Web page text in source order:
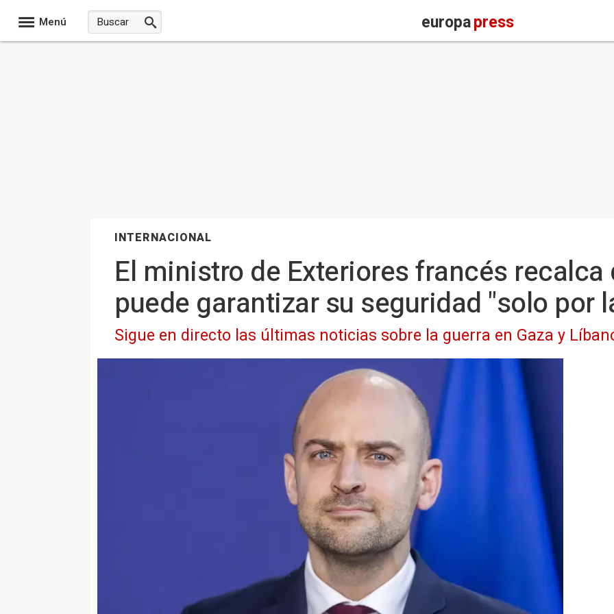
Menú europapress
INTERNACIONAL
El ministro de Exteriores francés recalca
puede garantizar su seguridad "solo por
Sigue en directo las últimas noticias sobre la guerra en Gaza y